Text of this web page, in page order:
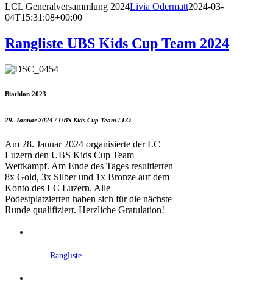
LCL Generalversammlung 2024Livia Odermatt2024-03-
04T15:31:08+00:00
Rangliste UBS Kids Cup Team 2024
Biathlon 2023
29. Januar 2024 / UBS Kids Cup Team / LO
Am 28. Januar 2024 organisierte der LC
Luzern den UBS Kids Cup Team
Wettkampf. Am Ende des Tages resultierten
8x Gold, 3x Silber und 1x Bronze auf dem
Konto des LC Luzern. Alle
Podestplatzierten haben sich für die nächste
Runde qualifiziert. Herzliche Gratulation!
Rangliste